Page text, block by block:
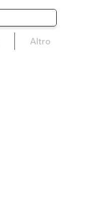
Altro